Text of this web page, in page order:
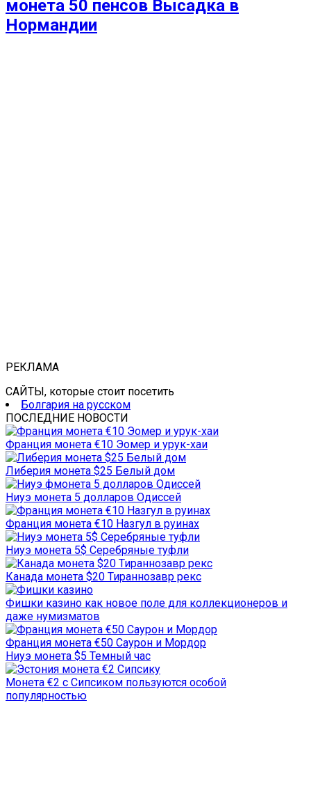
монета 50 пенсов Высадка в
Нормандии
РЕКЛАМА
САЙТЫ, которые стоит посетить
Болгария на русском
ПОСЛЕДНИЕ НОВОСТИ
Франция монета €10 Эомер и урук-хаи
Либерия монета $25 Белый дом
Ниуэ монета 5 долларов Одиссей
Франция монета €10 Назгул в руинах
Ниуэ монета 5$ Серебряные туфли
Канада монета $20 Тираннозавр рекс
Фишки казино как новое поле для коллекционеров и
даже нумизматов
Франция монета €50 Саурон и Мордор
Ниуэ монета $5 Темный час
Монета €2 с Сипсиком пользуются особой
популярностью